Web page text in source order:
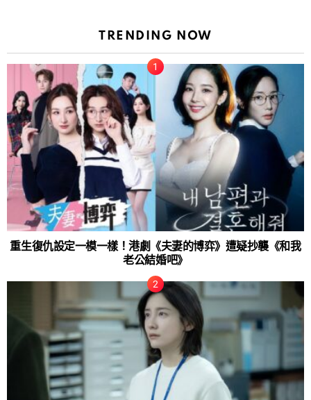
TRENDING NOW
重生復仇設定一模一樣！港劇《夫妻的博弈》遭疑抄襲《和我
老公結婚吧》